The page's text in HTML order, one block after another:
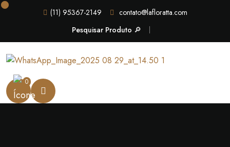
(11) 95367-2149
contato@lafloratta.com
Pesquisar Produto 🔎
0